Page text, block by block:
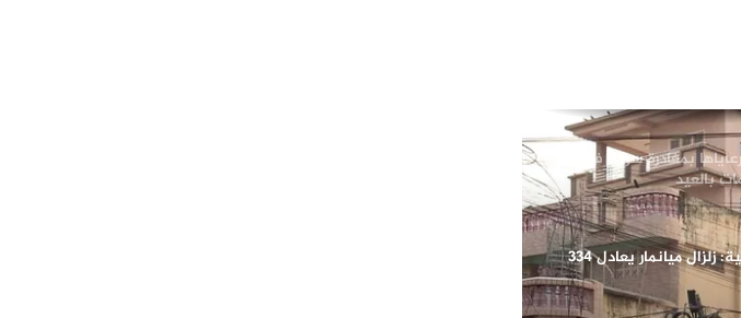
بمغادرة سوريا فوراً
بالعيد
عالمة جيولوجية: زلزال ميانمار يعادل 334